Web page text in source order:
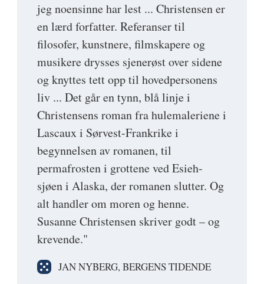
jeg noensinne har lest ... Christensen er
en lærd forfatter. Referanser til
filosofer, kunstnere, filmskapere og
musikere drysses sjenerøst over sidene
og knyttes tett opp til hovedpersonens
liv ... Det går en tynn, blå linje i
Christensens roman fra hulemaleriene i
Lascaux i Sørvest-Frankrike i
begynnelsen av romanen, til
permafrosten i grottene ved Esieh-
sjøen i Alaska, der romanen slutter. Og
alt handler om moren og henne.
Susanne Christensen skriver godt – og
krevende."
JAN NYBERG, BERGENS TIDENDE